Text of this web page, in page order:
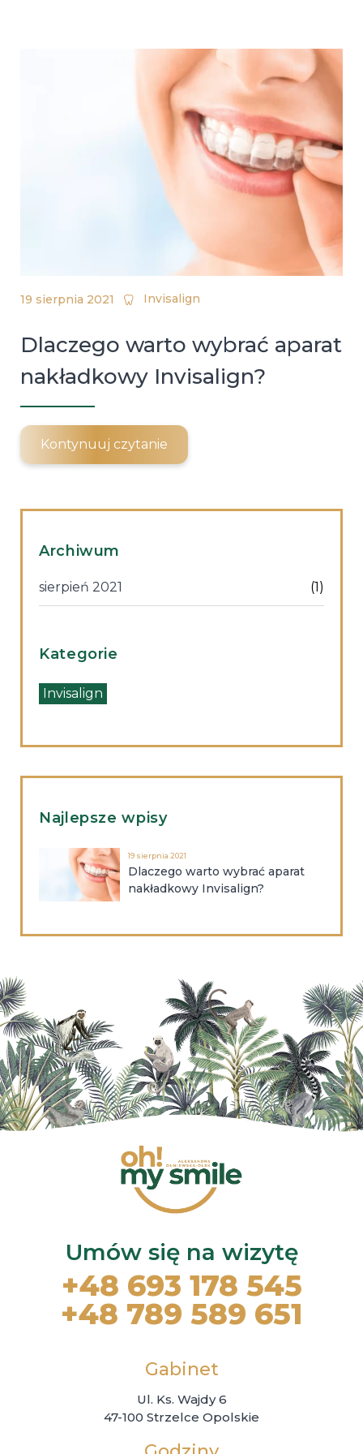
19 sierpnia 2021 Invisalign
Dlaczego warto wybrać aparat
nakładkowy Invisalign?
Kontynuuj czytanie
Archiwum
sierpień 2021 (1)
Kategorie
Invisalign
Najlepsze wpisy
19 sierpnia 2021
Dlaczego warto wybrać aparat
nakładkowy Invisalign?
Umów się na wizytę
+48 693 178 545
+48 789 589 651
Gabinet
Ul. Ks. Wajdy 6
47-100 Strzelce Opolskie